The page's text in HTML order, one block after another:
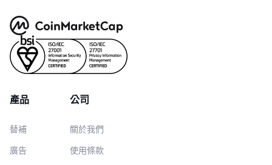
產品
替補
廣告
公司
關於我們
使用條款